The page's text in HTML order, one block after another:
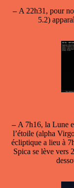
–A 22h31, pour
5.2)
–A 7h16, la Lune
l’étoile (alpha
écliptique a lieu à
Spica se lève vers